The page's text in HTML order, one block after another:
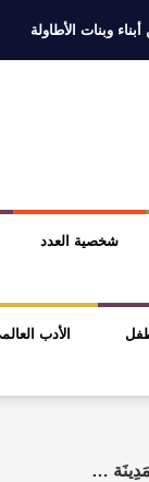
وبنات الأطاولة
الله” للدكتور محمد
شخصية العدد
الأدب
…